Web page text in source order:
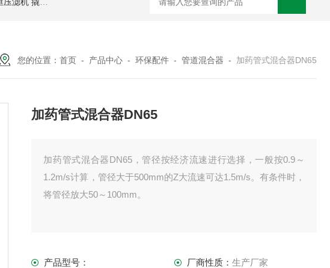
您的位置： 首页 - 产品中心 - 环保配件 - 管道混合器 - 加药管式混合器DN65
加药管式混合器DN65
加药管式混合器DN65，管径按经济流速进行选择，一般按0.9～
1.2m/s计算，管径大于500mm的Z大流速可达1.5m/s。有条件时，
将管径放大50～100mm。
产品型号： 厂商性质： 生产厂家